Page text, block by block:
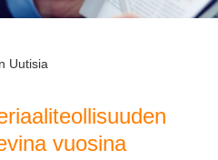
Uutisia
vuosina